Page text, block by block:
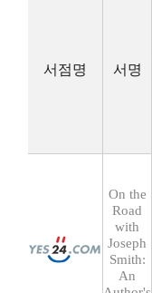
서점명 서명
On the
Road
with
Joseph
Smith:
An